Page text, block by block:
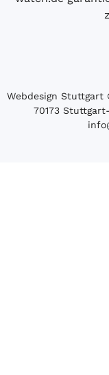
Webdesign Stuttgart
70173